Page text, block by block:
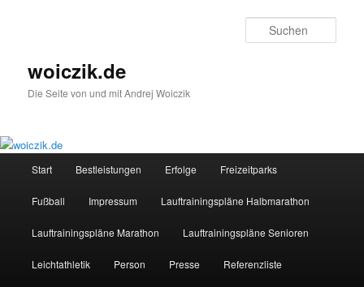
woiczik.de
Die Seite von und mit Andrej Woiczik
Start Bestleistungen Erfolge Freizeitparks
Fußball Impressum Lauftrainingspläne Halbmarathon
Lauftrainingspläne Marathon Lauftrainingspläne Senioren
Leichtathletik Person Presse Referenzliste